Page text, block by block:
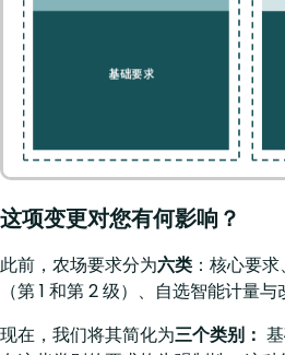
这项变更对您有何影响？
此前，农场要求分为六类 ：核心要
（第 1 和第 2 级）、自选智能计量与
现在，我们将其简化为三个类别：